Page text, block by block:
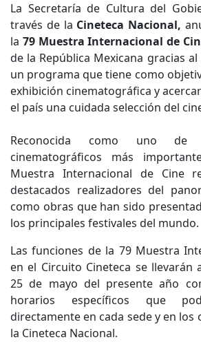
La Secretaría de Cultura del
través de la Cineteca Nacional,
la 79 Muestra Internacional de
de la República Mexicana gracias al
un programa que tiene como
exhibición cinematográfica y
el país una cuidada selección del
Reconocida como uno de
cinematográficos más
Muestra Internacional de Cine
destacados realizadores del
como obras que han sido
los principales festivales del mundo.
Las funciones de la 79 Muestra
en el Circuito Cineteca se
25 de mayo del presente año
horarios específicos que
directamente en cada sede y en los
la Cineteca Nacional.